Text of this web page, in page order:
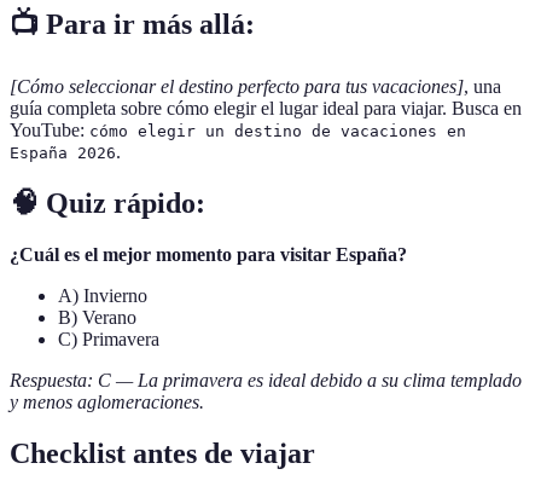
📺 Para ir más allá:
[Cómo seleccionar el destino perfecto para tus vacaciones], una
guía completa sobre cómo elegir el lugar ideal para viajar. Busca en
YouTube: cómo elegir un destino de vacaciones en
España 2026.
🧠 Quiz rápido:
¿Cuál es el mejor momento para visitar España?
A) Invierno
B) Verano
C) Primavera
Respuesta: C — La primavera es ideal debido a su clima templado
y menos aglomeraciones.
Checklist antes de viajar